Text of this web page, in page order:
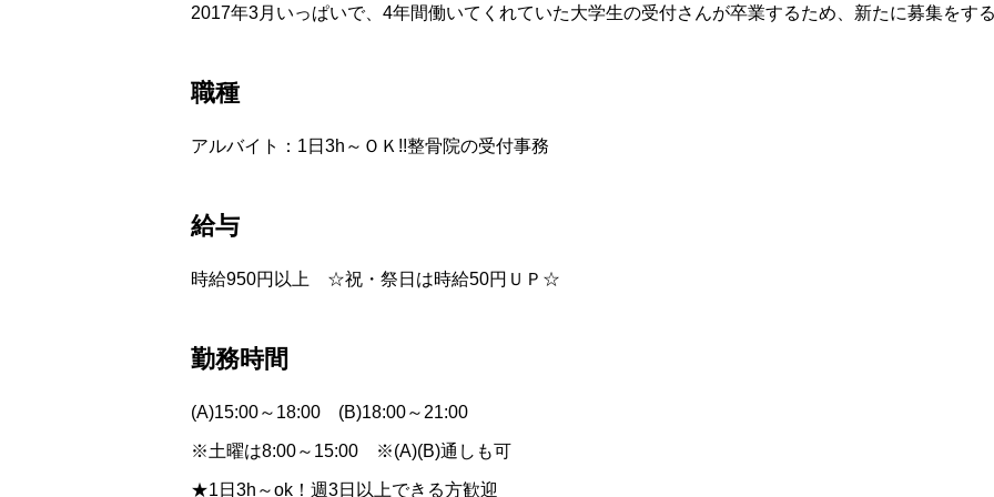
2017年3月いっぱいで、4年間働いてくれていた大学生の受付さんが卒業するため、新たに募集をす
職種
アルバイト：1日3h～ＯＫ!!整骨院の受付事務
給与
時給950円以上 ☆祝・祭日は時給50円ＵＰ☆
勤務時間
(A)15:00～18:00 (B)18:00～21:00
※土曜は8:00～15:00 ※(A)(B)通しも可
★1日3h～ok！週3日以上できる方歓迎